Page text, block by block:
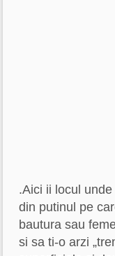
.Aici ii locul
din putinul pe
bautura sau
si sa ti-o arzi